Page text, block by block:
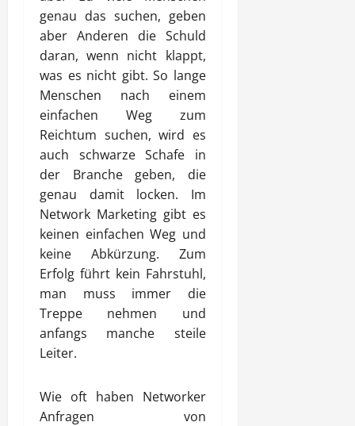
genau das suchen, geben
aber Anderen die Schuld
daran, wenn nicht klappt,
was es nicht gibt. So lange
Menschen nach einem
einfachen Weg zum
Reichtum suchen, wird es
auch schwarze Schafe in
der Branche geben, die
genau damit locken. Im
Network Marketing gibt es
keinen einfachen Weg und
keine Abkürzung. Zum
Erfolg führt kein Fahrstuhl,
man muss immer die
Treppe nehmen und
anfangs manche steile
Leiter.
Wie oft haben Networker
Anfragen von